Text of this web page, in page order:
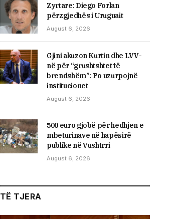
Zyrtare: Diego Forlan
përzgjedhës i Uruguait
August 6, 2026
Gjini akuzon Kurtin dhe LVV-
në për “grushtshtet të
brendshëm”: Po uzurpojnë
institucionet
August 6, 2026
500 euro gjobë për hedhjen e
mbeturinave në hapësirë
publike në Vushtrri
August 6, 2026
TË TJERA